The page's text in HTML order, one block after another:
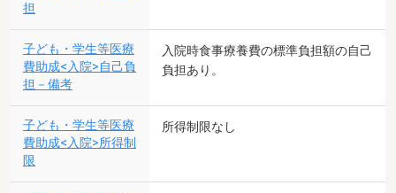
担
子ども・学生等医療
費助成<入院>自己負
担－備考
入院時食事療養費の標準負担額の自己
負担あり。
子ども・学生等医療
費助成<入院>所得制
限
所得制限なし